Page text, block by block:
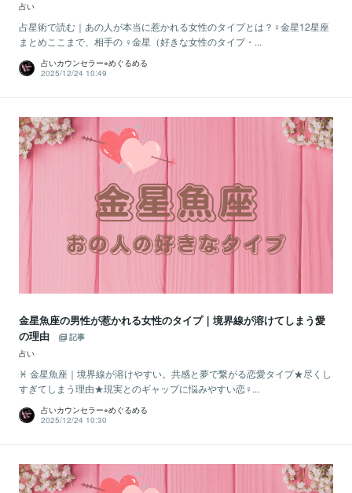
占い
占星術で読む｜あの人が本当に惹かれる女性のタイプとは？♀金星12星座
まとめここまで、相手の ♀金星（好きな女性のタイプ・...
占いカウンセラー⭐︎めぐるめる
2025/12/24 10:49
金星魚座の男性が惹かれる女性のタイプ｜境界線が溶けてしまう愛
の理由
記事
占い
♓️ 金星魚座｜境界線が溶けやすい。共感と夢で繋がる恋愛タイプ★尽くし
すぎてしまう理由★現実とのギャップに悩みやすい恋♀...
占いカウンセラー⭐︎めぐるめる
2025/12/24 10:30